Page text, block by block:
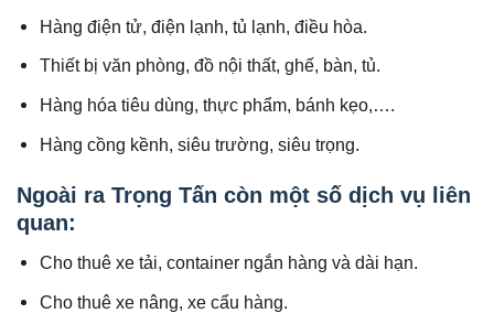
Hàng điện tử, điện lạnh, tủ lạnh, điều hòa.
Thiết bị văn phòng, đồ nội thất, ghế, bàn, tủ.
Hàng hóa tiêu dùng, thực phẩm, bánh kẹo,….
Hàng cồng kềnh, siêu trường, siêu trọng.
Ngoài ra Trọng Tấn còn một số dịch vụ liên
quan:
Cho thuê xe tải, container ngắn hàng và dài hạn.
Cho thuê xe nâng, xe cẩu hàng.